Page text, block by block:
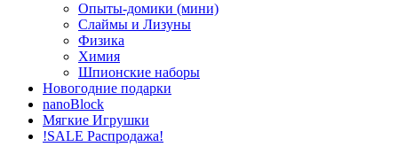
Опыты-домики (мини)
Слаймы и Лизуны
Физика
Химия
Шпионские наборы
Новогодние подарки
nanoBlock
Мягкие Игрушки
!SALE Распродажа!